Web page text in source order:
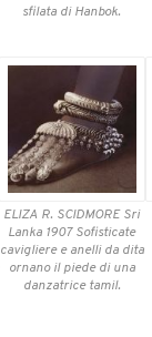
sfilata di Hanbok.
ELIZA R. SCIDMORE Sri
Lanka 1907 Sofisticate
cavigliere e anelli da dita
ornano il piede di una
danzatrice tamil.